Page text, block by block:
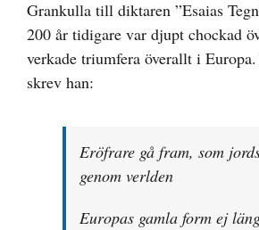
Grankulla till diktaren ”Esaias
200 år tidigare var djupt chockad
verkade triumfera överallt i
skrev han:
Eröfrare gå fram, som
genom verlden
Europas gamla form ej